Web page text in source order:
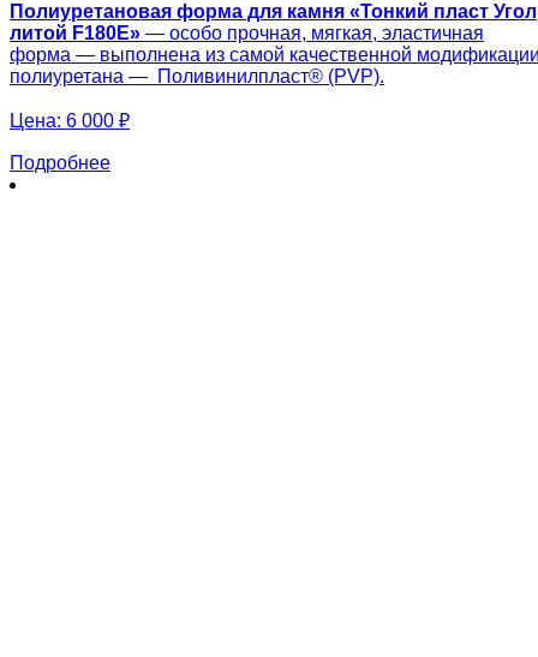
Полиуретановая форма для камня «Тонкий пласт Угол
литой F180E» — особо прочная, мягкая, эластичная
форма — выполнена из самой качественной
полиуретана — Поливинилпласт® (PVP).
Цена: 6 000 ₽
Подробнее